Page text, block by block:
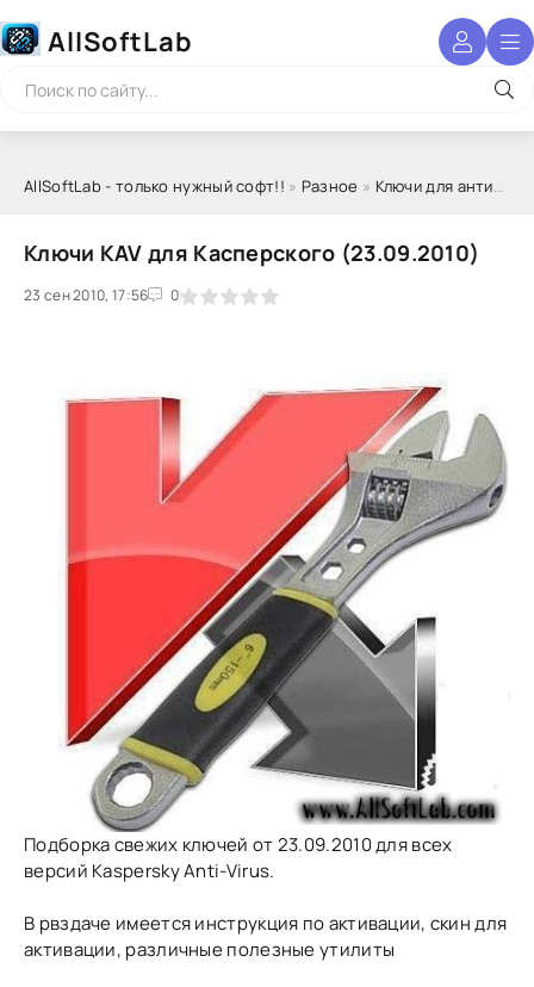
AllSoftLab
AllSoftLab - только нужный софт!! » Разное » Ключи для антивирусов
Ключи KAV для Касперского (23.09.2010)
23 сен 2010, 17:56 0
1 2 3 4 5
Подборка свежих ключей от 23.09.2010 для всех
версий Kaspersky Anti-Virus.
В рвздаче имеется инструкция по активации, скин для
активации, различные полезные утилиты